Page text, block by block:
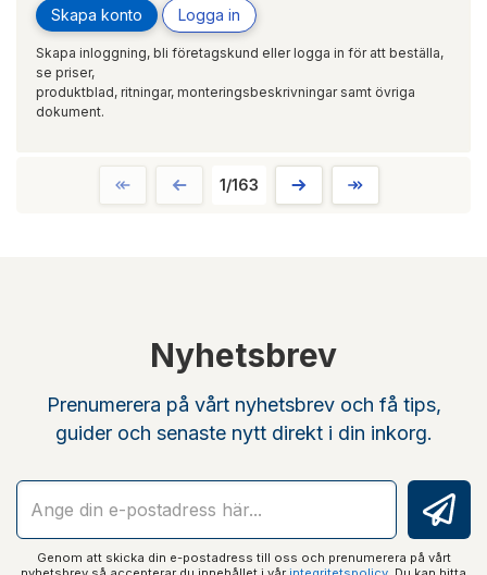
Skapa konto Logga in
Skapa inloggning, bli företagskund eller logga in för att beställa,
se priser,
produktblad, ritningar, monteringsbeskrivningar samt övriga
dokument.
1/163
Nyhetsbrev
Prenumerera på vårt nyhetsbrev och få tips,
guider och senaste nytt direkt i din inkorg.
Genom att skicka din e-postadress till oss och prenumerera på vårt